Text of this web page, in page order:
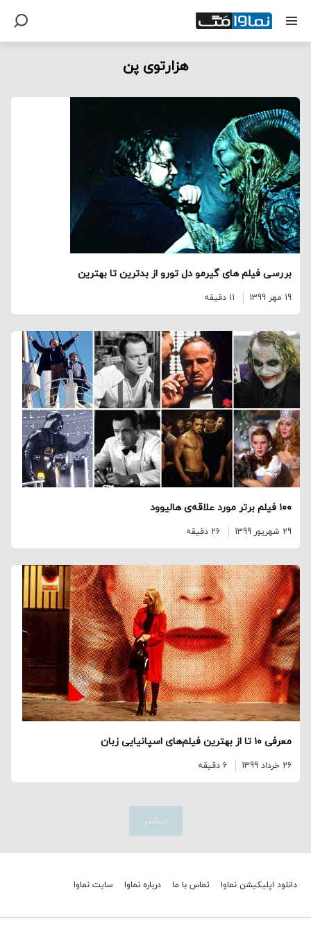
هزارتوی پن
بررسی فیلم های گیرمو دل تورو از بدترین تا بهترین
19 مهر 1399 11 دقیقه
۱۰۰ فیلم برتر مورد علاقه‌ی هالیوود
29 شهریور 1399 26 دقیقه
معرفی ۱۰ تا از بهترین فیلم‌های اسپانیایی زبان
26 خرداد 1399 6 دقیقه
بیشتر
دانلود اپلیکیشن نماوا تماس با ما درباره نماوا سایت نماوا